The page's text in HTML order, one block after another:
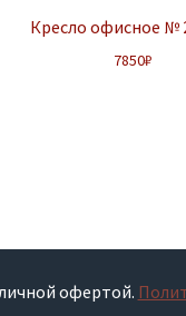
Кресло офисное №
7850₽
офертой.